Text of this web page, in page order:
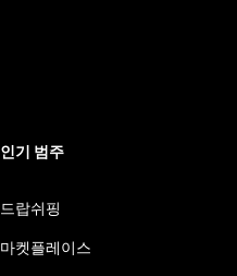
인기 범주
드랍쉬핑
마켓플레이스